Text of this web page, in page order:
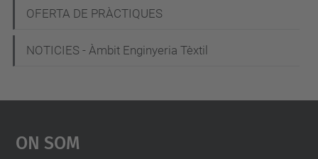
OFERTA DE PRÀCTIQUES
NOTICIES - Àmbit Enginyeria Tèxtil
On Som